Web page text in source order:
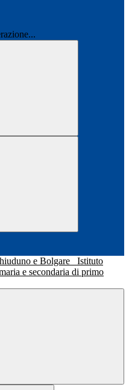
Istituto
e secondaria di primo